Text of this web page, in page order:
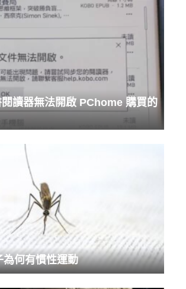
讀器無法開啟 PChome 購買的
為何有慣性運動